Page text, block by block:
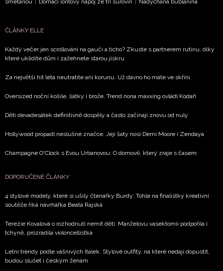
ochrany soukromí- BurdaMedia Extra s.r.o. bude s
vyhodnocení akce a zasílání novinek.
Chcete navíc dostávat i další zajímavé a exkluzivní
informace od našich partnerů? Pokud souhlasíte se
soukromí BurdaMedia Extra s.r.o., zaškrtněte toto pole.
ČLÁNKY ELLE
Každý večer jen scrollování na gauči a ticho? Zkuste s partnerem rutinu, díky
které uklidíte dům i zažehnete starou jiskru
Za největší hit léta neutratíte ani korunu. Už dávno ho máte ve skříni
Oversized noční košile, šátky i brože. Trend nona maxxing ovládl Kodaň
Děti devadesátek definitivně dospěly a často začínají znovu od nuly
Hollywood propadl neslušné značce. Její šaty nosí Demi Moore i Zendaya
Champagne O'Clock s Evou Urbanovou: O domově, který zraje s časem
DOPORUČENÉ ČLÁNKY
4 stylové modely, které si ušily čtenářky Burdy: Tohle na finalistky kreativní
soutěže říká návrhářka Beata Rajská
Terezie Kovalová o rozhodnutí nemít děti: Manželovu vasektomii podpořila i
tchyně, prozradila violoncellistka
Letní trendy podle vášnivých Italek. Stylové outfity, na které nedají dopustit,
budou slušet i českým ženám